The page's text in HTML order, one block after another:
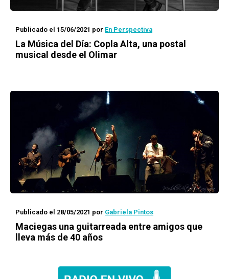
Publicado el 15/06/2021 por En Perspectiva
La Música del Día: Copla Alta, una postal
musical desde el Olimar
Publicado el 28/05/2021 por Gabriela Pintos
Maciegas una guitarreada entre amigos que
lleva más de 40 años